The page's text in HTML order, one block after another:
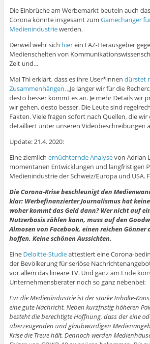
Die Einbrüche am Werbemarkt beuteln auch
Corona könnte insgesamt zum Gamechanger
Medienindustriewerden.
Derweil wehr sich hierein FAZ-Herausgeber
Medienschelten von
Zeit und…
Mai Thi erklärt, dass es ihre User*innen dürstet
Zusammenhängen.„Je länger wir für die
desto besser kommt es an. Je mehr Details wir
wir gehen, desto besser. Die Leute sind
Fakten. Viele fragen sofort nach Quellen, die wir
detailliert unter unseren Videobeschreibungen
Update: 21.4. 2020:
Eine ziemlich ernüchternde Analysevon Adrian
momentanen Entwicklungen und langfristigen
Medienindustrie der Schweiz/Europa und USA.
Die Corona-Krise beschleunigt den
klar: Werbefinanzierter Journalismus hat
woher kommt das Geld dann? Wer nicht auf
Nutzerbasis zählen kann, muss auf den
Almosen von Facebook, einen reichen
hoffen. Keine schönen Aussichten.
Eine Deloitte-Studieattestiert eine Corona-
der Bevölkerung für seriöse
vor allem das lineare TV. Und ganz am Ende
Unternehmensberater noch so ganz nebenbei:
Für die Medienindustrie ist der starke Inhalte-
eine gute Nachricht. Neben kurzfristig höheren
besteht die berechtigte Hoffnung, dass der eine
überzeugenden und glaubwürdigen
Krise die Treue hält. Dennoch werden